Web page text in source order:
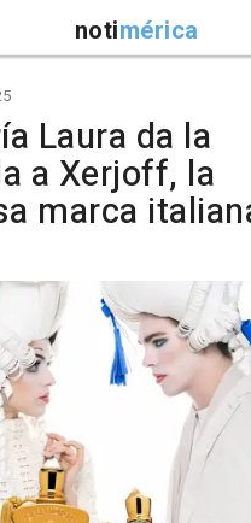
notimérica
Laura da la
a Xerjoff, la
marca